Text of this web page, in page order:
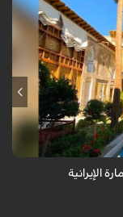
يقع قصر سرهنك في أصفهان، الذي يمتد عمره إلى 450 عاماً، ليكون سرداً حياً